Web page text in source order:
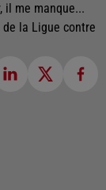
il me manque...
la Ligue contre